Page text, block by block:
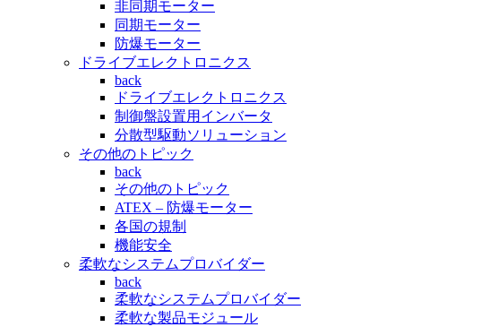
非同期モーター
同期モーター
防爆モーター
ドライブエレクトロニクス
back
ドライブエレクトロニクス
制御盤設置用インバータ
分散型駆動ソリューション
その他のトピック
back
その他のトピック
ATEX – 防爆モーター
各国の規制
機能安全
柔軟なシステムプロバイダー
back
柔軟なシステムプロバイダー
柔軟な製品モジュール